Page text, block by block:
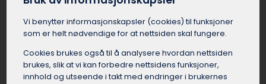
andre aktiviteter. Å reise sammen fra Sula som
lag eller forening skaper samhold og lagånd,
samtidig som det er en praktisk og rimelig
reisemåte når mange skal samme vei.
Busselskapet i Sula kan hjelpe med å finne
passende busstørrelse til gruppen, og sørge for
Vi benytter informasjons­kapsler (cookies) til funksjoner
som er helt nødvendige for at nettsiden skal fungere.
Cookies brukes også til å analysere hvordan nettsiden
brukes, slik at vi kan forbedre nettsidens funksjoner,
innhold og utseende i takt med endringer i brukernes